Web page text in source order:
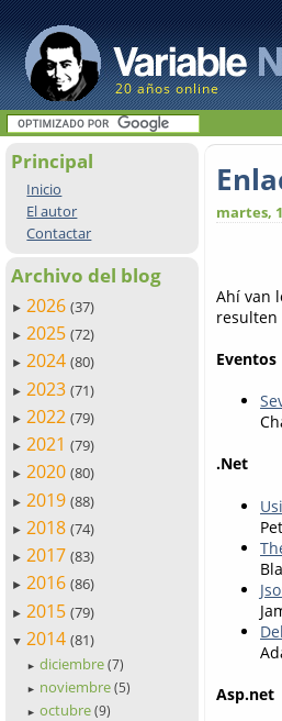
20 años online
Principal
Inicio
El autor
Contactar
Archivo del blog
► 2026 (37)
► 2025 (72)
► 2024 (80)
► 2023 (71)
► 2022 (79)
► 2021 (79)
► 2020 (80)
► 2019 (88)
► 2018 (74)
► 2017 (83)
► 2016 (86)
► 2015 (79)
▼ 2014 (81)
► diciembre (7)
► noviembre (5)
► octubre (9)
martes,
Ahí van
resulten
Eventos
.Net
Asp.net